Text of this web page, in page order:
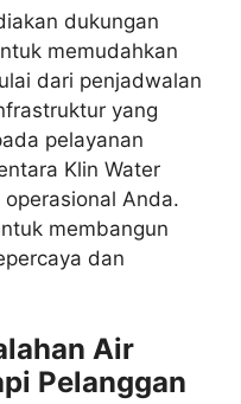
dukungan
memudahkan
dari penjadwalan
yang
pelayanan
Klin Water
Anda.
membangun
dan
Air
Pelanggan